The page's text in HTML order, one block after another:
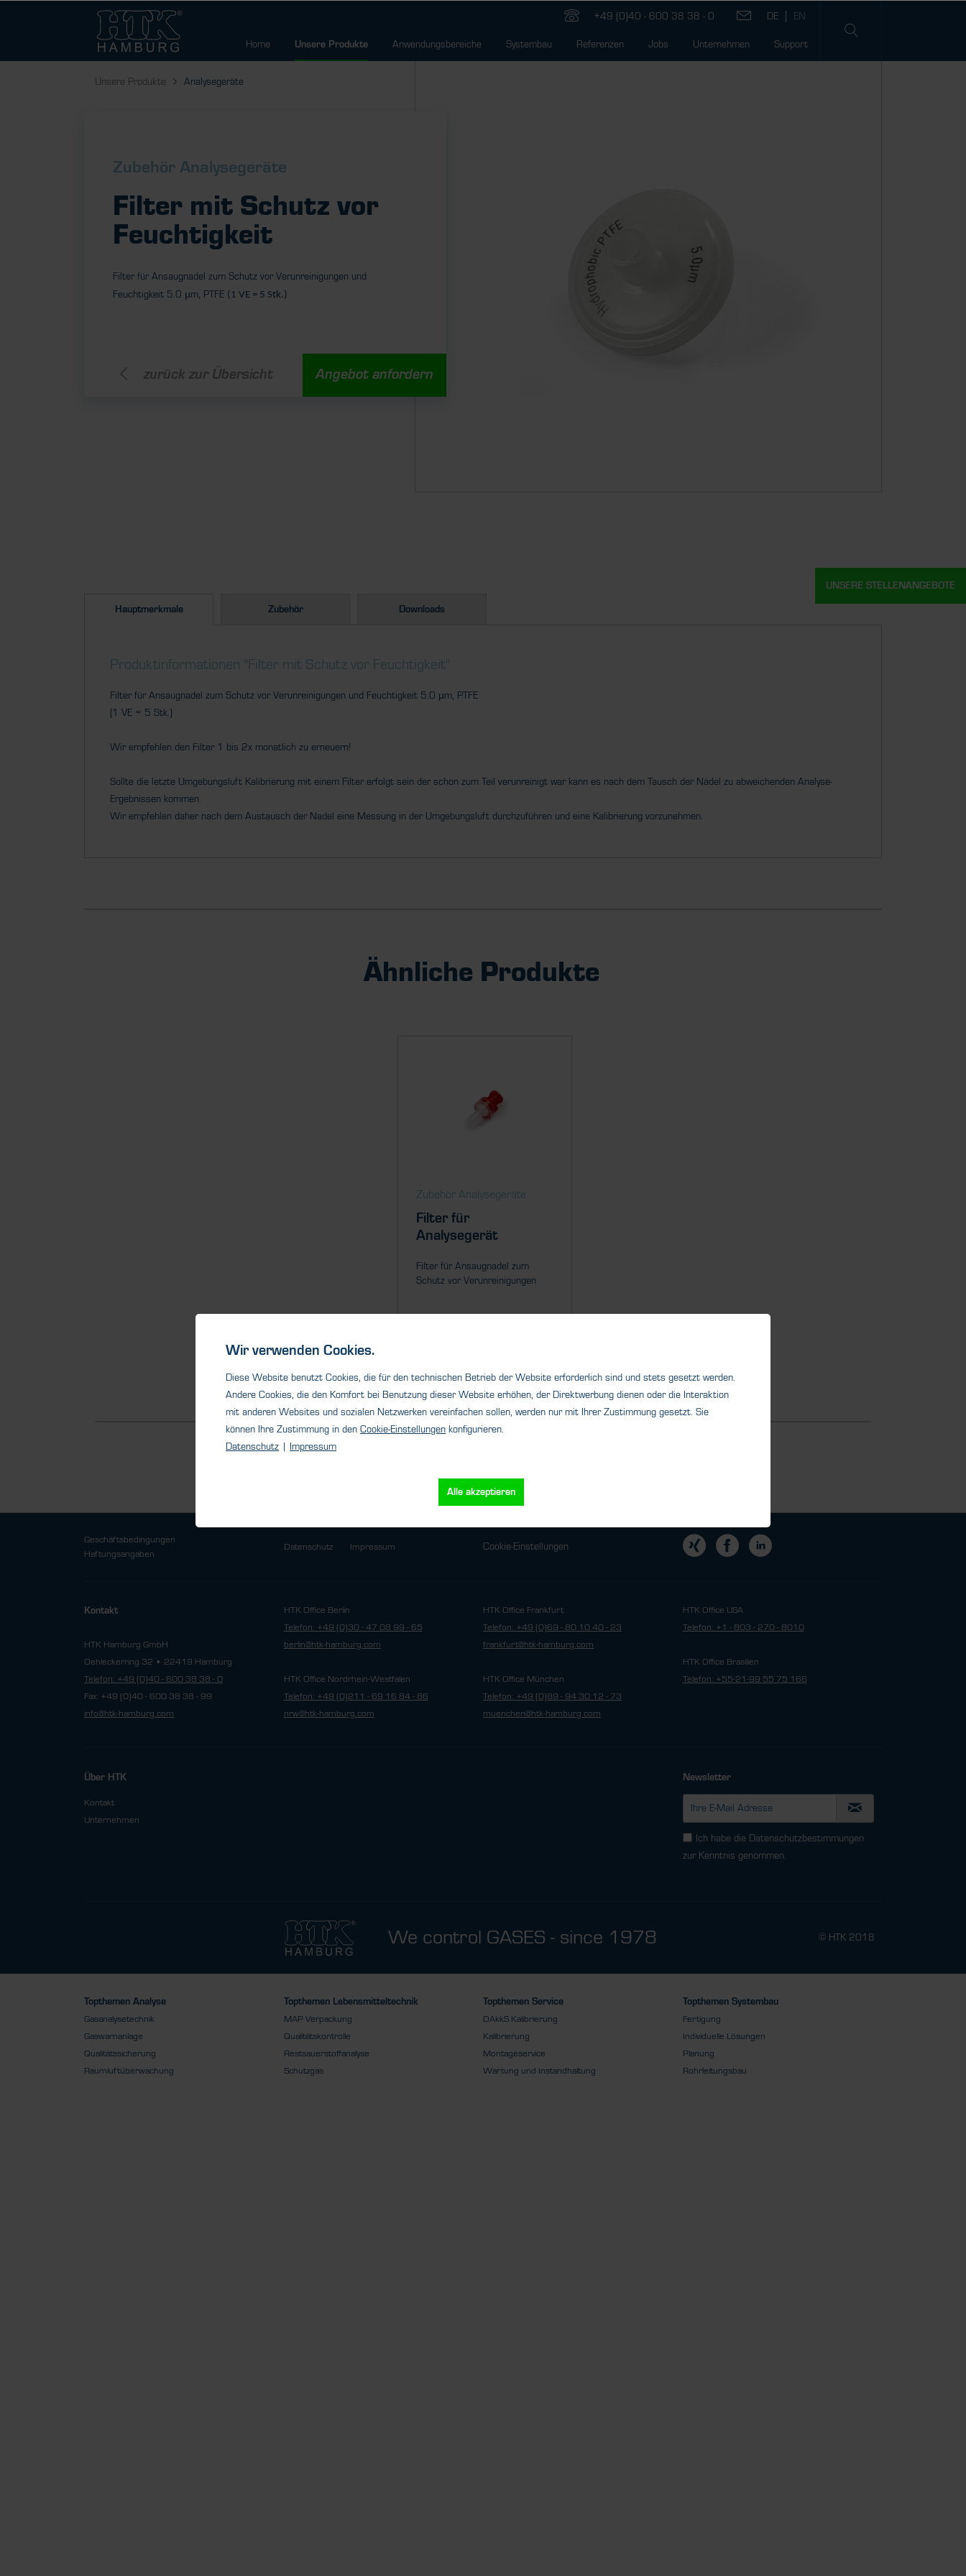
+49 (0)40 - 600 38 38 - 0
Home Unsere Produkte Anwendungsbereiche Systembau Referenzen Jobs Unternehmen Support
Unsere Produkte Analysegeräte
Zubehör Analysegeräte
Filter mit Schutz vor
Feuchtigkeit
Filter für Ansaugnadel zum Schutz vor Verunreinigungen und
Feuchtigkeit 5.0 µm, PTFE (1 VE = 5 Stk.)
zurück zur Übersicht Angebot anfordern
Hauptmerkmale Zubehör Downloads
Produktinformationen "Filter mit Schutz vor Feuchtigkeit"
Filter für Ansaugnadel zum Schutz vor Verunreinigungen und Feuchtigkeit 5.0 µm, PTFE
(1 VE = 5 Stk.)
Wir empfehlen den Filter 1 bis 2x monatlich zu erneuern!
Sollte die letzte Umgebungsluft Kalibrierung mit einem Filter erfolgt sein der schon zum Teil verunreinigt war kann es nach dem Tausch der Nadel zu abweichenden Analyse-
Ergebnissen kommen.
Wir empfehlen daher nach dem Austausch der Nadel eine Messung in der Umgebungsluft durchzuführen und eine Kalibrierung vorzunehmen.
Ähnliche Produkte
Zubehör Analysegeräte
Filter für
Analysegerät
Filter für Ansaugnadel zum
Schutz vor Verunreinigungen
Details
Geschäftsbedingungen
Haftungsangaben
Datenschutz Impressum Cookie-Einstellungen
Kontakt
HTK Hamburg GmbH
Oehleckerring 32 • 22419 Hamburg
Telefon: +49 (0)40 - 600 38 38 - 0
Fax: +49 (0)40 - 600 38 38 - 99
info@htk-hamburg.com
HTK Office Berlin
Telefon: +49 (0)30 - 47 08 99 - 65
berlin@htk-hamburg.com
HTK Office Nordrhein-Westfalen
Telefon: +49 (0)211 - 69 16 84 - 86
nrw@htk-hamburg.com
HTK Office Frankfurt
Telefon: +49 (0)69 - 80 10 40 - 23
frankfurt@htk-hamburg.com
HTK Office München
Telefon: +49 (0)89 - 94 30 12 - 73
muenchen@htk-hamburg.com
HTK Office USA
Telefon: +1 - 803 - 270 - 8010
HTK Office Brasilien
Telefon: +55-21-99 55 75 166
Über HTK
Kontakt
Unternehmen
Newsletter
Ich habe die Datenschutzbestimmungen
zur Kenntnis genommen.
We control GASES - since 1978 © HTK 2018
Topthemen Analyse
Gasanalysetechnik
Gaswarnanlage
Qualitätssicherung
Raumluftüberwachung
Topthemen Lebensmitteltechnik
MAP Verpackung
Qualitätskontrolle
Restsauerstoffanalyse
Schutzgas
Topthemen Service
DAkkS Kalibrierung
Kalibrierung
Montageservice
Wartung und Instandhaltung
Topthemen Systembau
Fertigung
Individuelle Lösungen
Planung
Rohrleitungsbau
UNSERE STELLENANGEBOTE
Wir verwenden Cookies.
Diese Website benutzt Cookies, die für den technischen Betrieb der Website erforderlich sind und stets gesetzt werden.
Andere Cookies, die den Komfort bei Benutzung dieser Website erhöhen, der Direktwerbung dienen oder die Interaktion
mit anderen Websites und sozialen Netzwerken vereinfachen sollen, werden nur mit Ihrer Zustimmung gesetzt. Sie
können Ihre Zustimmung in den Cookie-Einstellungen konfigurieren.
Datenschutz
Impressum
Alle akzeptieren